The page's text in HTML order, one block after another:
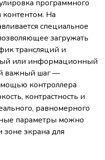
программного
контентом. На
специальное
загружать
трансляций и
или информационный
важный шаг —
контроллера
контрастность и
равномерного
параметры можно
экрана для